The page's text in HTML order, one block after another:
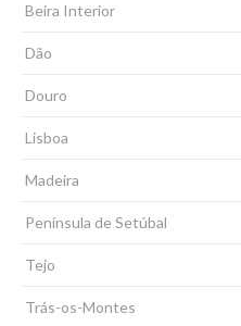
Beira Interior
Dão
Douro
Lisboa
Madeira
Península de Setúbal
Tejo
Trás-os-Montes